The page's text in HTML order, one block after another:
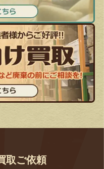
取ご依頼